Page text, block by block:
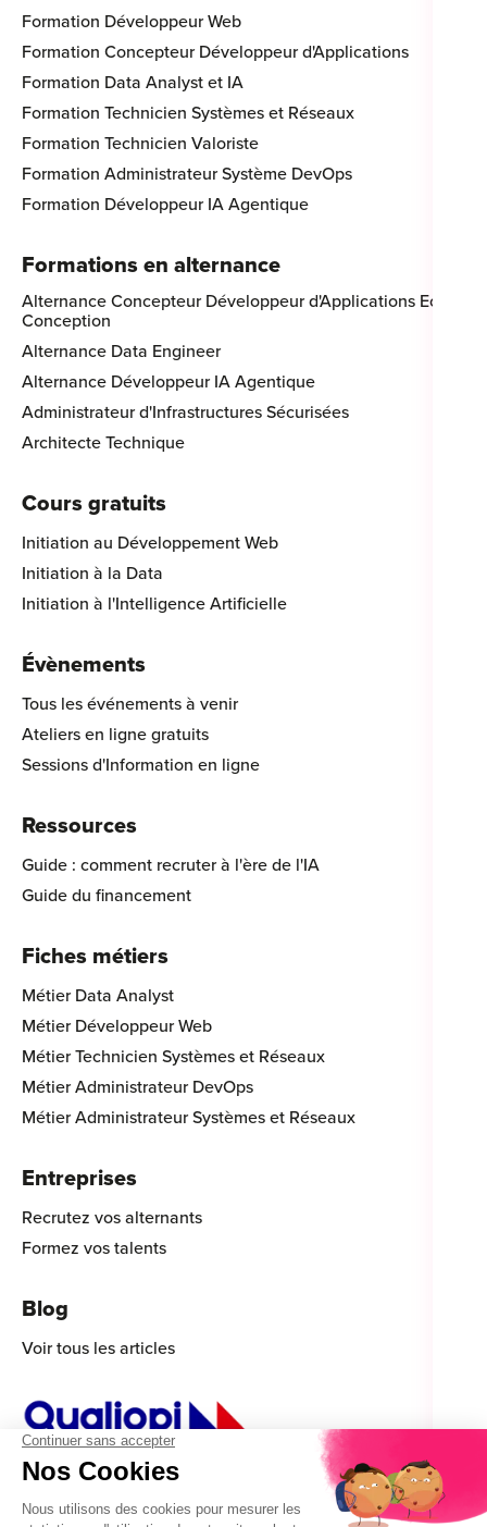
Formation Développeur Web
Formation Concepteur Développeur d'Applications
Formation Data Analyst et IA
Formation Technicien Systèmes et Réseaux
Formation Technicien Valoriste
Formation Administrateur Système DevOps
Formation Développeur IA Agentique
Formations en alternance
Alternance Concepteur Développeur d'Applications Eco-
Conception
Alternance Data Engineer
Alternance Développeur IA Agentique
Administrateur d'Infrastructures Sécurisées
Architecte Technique
Cours gratuits
Initiation au Développement Web
Initiation à la Data
Initiation à l'Intelligence Artificielle
Évènements
Tous les événements à venir
Ateliers en ligne gratuits
Sessions d'Information en ligne
Ressources
Guide : comment recruter à l'ère de l'IA
Guide du financement
Fiches métiers
Métier Data Analyst
Métier Développeur Web
Métier Technicien Systèmes et Réseaux
Métier Administrateur DevOps
Métier Administrateur Systèmes et Réseaux
Entreprises
Recrutez vos alternants
Formez vos talents
Blog
Voir tous les articles